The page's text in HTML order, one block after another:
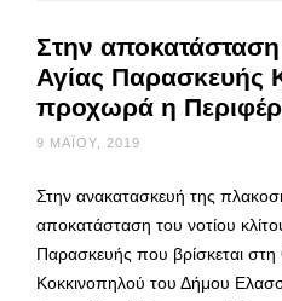
Στην
Αγίας Παρασκευής
προχωρά η
9 ΜΑΪ́ΟΥ, 2019
Στην ανακατασκευή της
αποκατάσταση του νοτίου
Παρασκευής που βρίσκεται
Κοκκινοπηλού του Δήμου